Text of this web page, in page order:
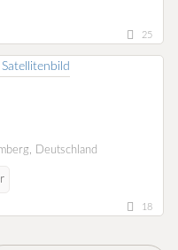
25
Deutschland
18